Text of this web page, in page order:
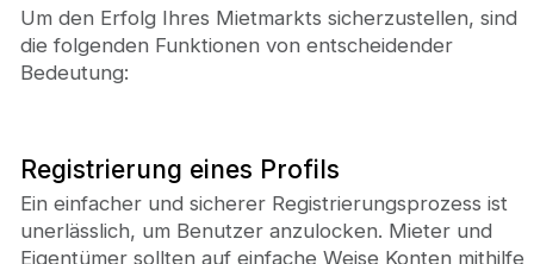
Um den Erfolg Ihres Mietmarkts sicherzustellen, sind
die folgenden Funktionen von entscheidender
Bedeutung:
Registrierung eines Profils
Ein einfacher und sicherer Registrierungsprozess ist
unerlässlich, um Benutzer anzulocken. Mieter und
Eigentümer sollten auf einfache Weise Konten mithilfe